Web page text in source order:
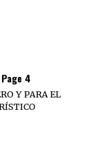
4
Y PARA EL